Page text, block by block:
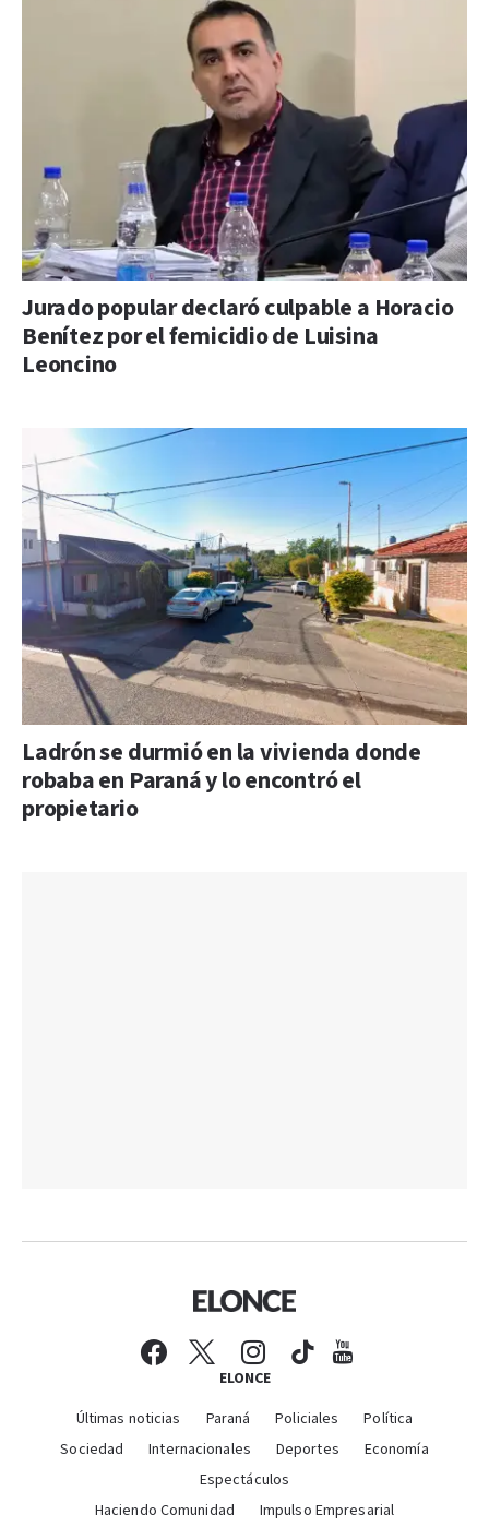
Jurado popular declaró culpable a Horacio
Benítez por el femicidio de Luisina
Leoncino
Ladrón se durmió en la vivienda donde
robaba en Paraná y lo encontró el
propietario
ELONCE
Últimas noticias Paraná Policiales
Política
Sociedad
Internacionales Deportes
Economía
Espectáculos
Haciendo Comunidad
Impulso Empresarial